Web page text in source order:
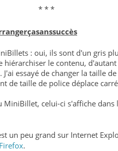
* * *
: oui, ils sont d'un gris
le contenu,
essayé de changer la taille
de taille de police déplace
celui-ci s'affiche
un peu grand sur Internet
.